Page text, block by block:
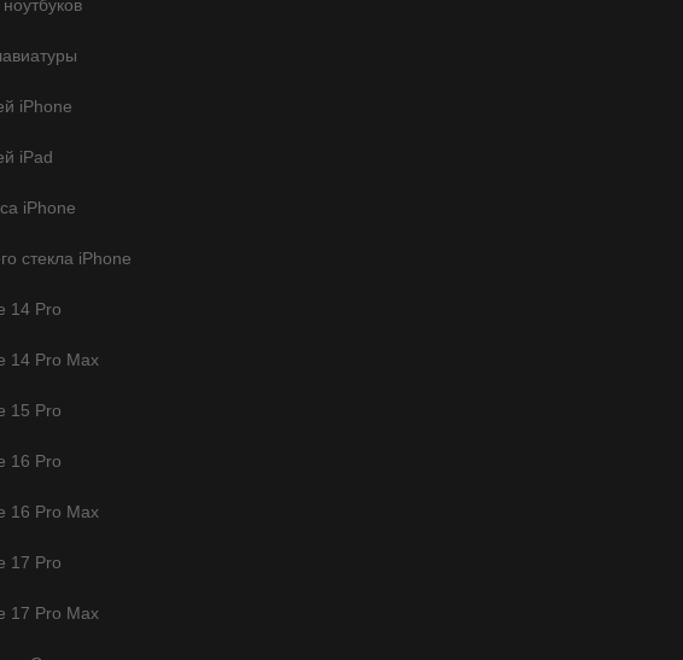
iPhone
iPad
iPhone
стекла iPhone
14 Pro
14 Pro Max
15 Pro
16 Pro
16 Pro Max
17 Pro
17 Pro Max